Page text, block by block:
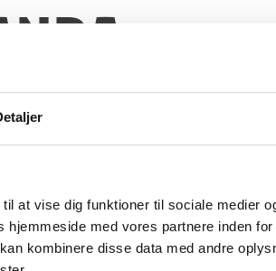
at vise dig funktioner til sociale medier
med vores partnere inden for
kombinere disse data med andre